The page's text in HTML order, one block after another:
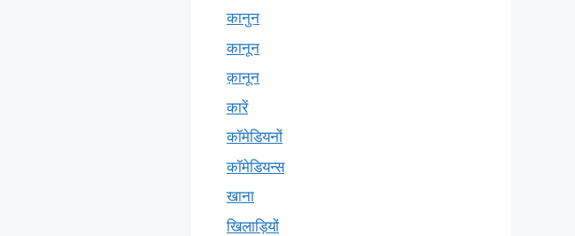
कानुन
कानून
क़ानून
कारें
कॉमेडियनों
कॉमेडियन्स
खाना
खिलाड़ियों